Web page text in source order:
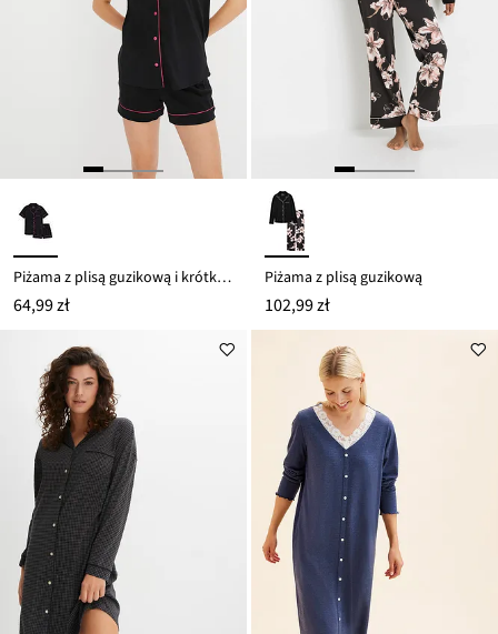
Piżama z plisą guzikową i krótkimi spodenkami
64,99 zł
Piżama z plisą guzikową
102,99 zł